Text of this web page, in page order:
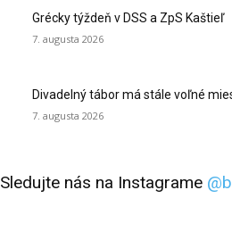
Grécky týždeň v DSS a ZpS Kaštieľ
7. augusta 2026
Divadelný tábor má stále voľné
7. augusta 2026
Sledujte nás na Instagrame